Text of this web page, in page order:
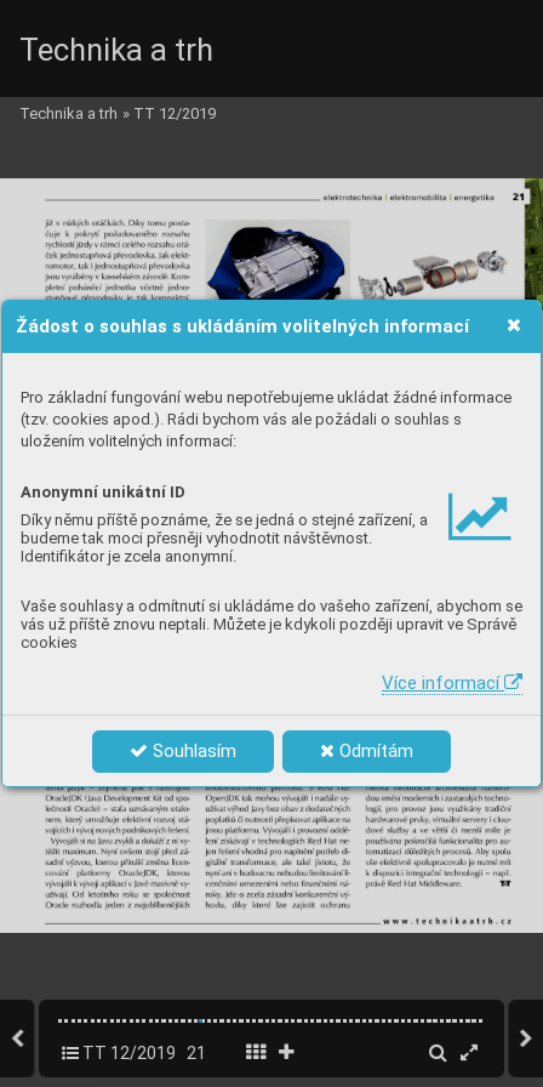
Žádost o souhlas s ukládáním volitelných informací
Pro základní fungování webu nepotřebujeme ukládat žádné informace
(tzv. cookies apod.). Rádi bychom vás ale požádali o souhlas s
uložením volitelných informací:
Anonymní unikátní ID
Díky němu příště poznáme, že se jedná o stejné zařízení, a
budeme tak moci přesněji vyhodnotit návštěvnost.
Identifikátor je zcela anonymní.
Vaše souhlasy a odmítnutí si ukládáme do vašeho zařízení, abychom se
vás už příště znovu neptali. Můžete je kdykoli později upravit ve Správě
cookies
Více informací
Souhlasím Odmítám
Technika a trh
Technika a trh » TT 12/2019
TT 12/2019 21